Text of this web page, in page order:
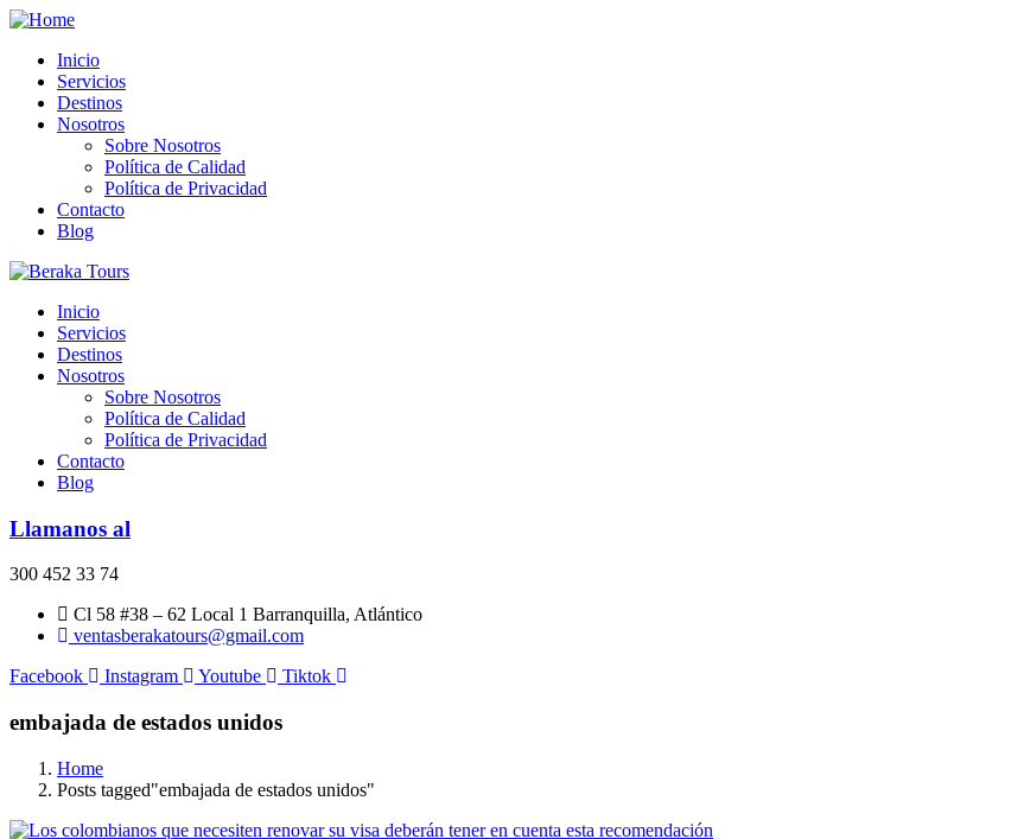
Inicio
Servicios
Destinos
Nosotros
Sobre Nosotros
Política de Calidad
Política de Privacidad
Contacto
Blog
Inicio
Servicios
Destinos
Nosotros
Sobre Nosotros
Política de Calidad
Política de Privacidad
Contacto
Blog
Llamanos al
300 452 33 74
Cl 58 #38 – 62 Local 1 Barranquilla, Atlántico
ventasberakatours@gmail.com
Facebook
Instagram Youtube Tiktok
embajada de estados unidos
Home
Posts tagged"embajada de estados unidos"